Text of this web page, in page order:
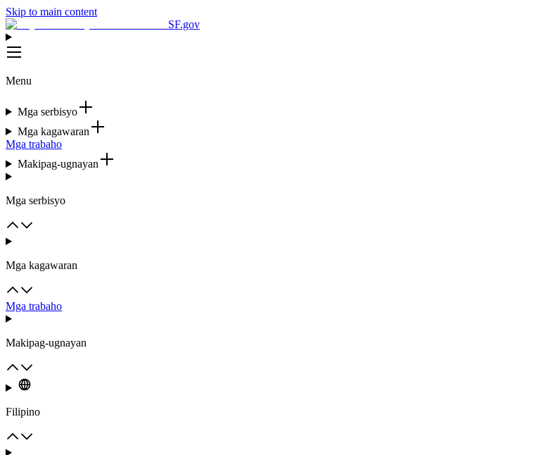
Skip to main content
SF.gov
Menu
Mga serbisyo
Mga kagawaran
Mga trabaho
Makipag-ugnayan
Mga serbisyo
Mga kagawaran
Mga trabaho
Makipag-ugnayan
Filipino